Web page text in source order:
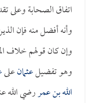
اتفاق الصحابة وعلى
وأنه أفضل منه فإن
وإن كان قولهم خلاف
وهو تفضيلعثمانعلى
الله بن عمررضي الله